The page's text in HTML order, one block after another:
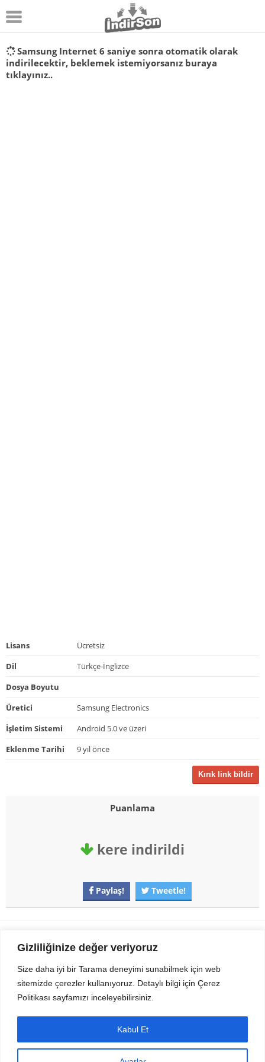
Gizliliğinize değer veriyoruz
Size daha iyi bir Tarama deneyimi sunabilmek için web
sitemizde çerezler kullanıyoruz. Detaylı bilgi için Çerez
Politikası sayfamızı inceleyebilirsiniz.
Kabul Et
Pc Oyunları
Samsung Internet 6 saniye sonra otomatik olarak
indirilecektir, beklemek istemiyorsanız buraya
tıklayınız..
Lisans
Ücretsiz
Dil
Türkçe-İnglizce
Dosya Boyutu
Üretici
Samsung Electronics
İşletim Sistemi
Android 5.0 ve üzeri
Eklenme Tarihi
9 yıl önce
Kırık link bildir
Puanlama
kere indirildi
Paylaş! Tweetle!
Gezi Seyahat indirvip apk
Sitemizden Son sürüm Program, Android Uygulama, Android Oyun, Apk
Dosyalarını indirip güvenle bilgisayar ve cep telefonlarınızda kullanabilirsiniz.